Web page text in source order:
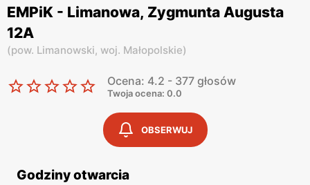
EMPiK - Limanowa, Zygmunta Augusta
12A
(pow. Limanowski, woj. Małopolskie)
Ocena: 4.2 - 377 głosów
Twoja ocena: 0.0
OBSERWUJ
Godziny otwarcia